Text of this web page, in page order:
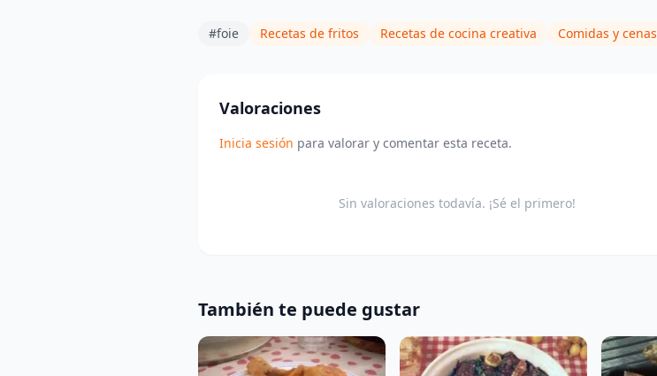
#foie Recetas de fritos Recetas de cocina creativa Comidas y cenas
Valoraciones
Inicia sesión para valorar y comentar esta receta.
Sin valoraciones todavía. ¡Sé el primero!
También te puede gustar